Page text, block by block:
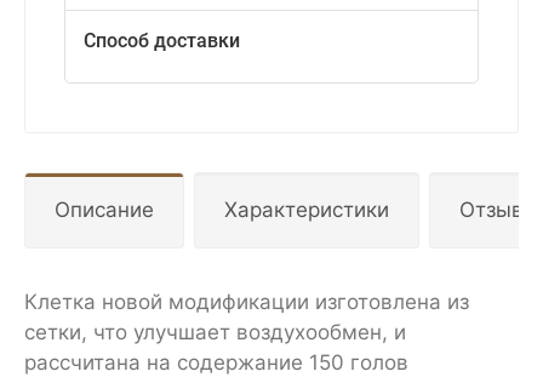
Способ доставки
Описание Характеристики
Клетка новой модификации изготовлена из
сетки, что улучшает воздухообмен, и
рассчитана на содержание 150 голов